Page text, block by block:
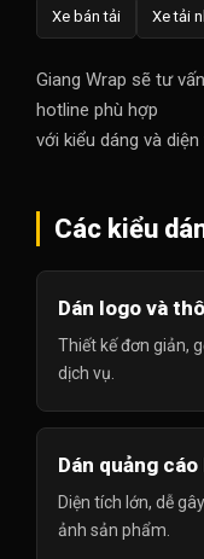
Xe bán tải Xe tải
Giang Wrap sẽ tư
hotline phù hợp
với kiểu dáng và
Các kiểu
Dán logo và
Thiết kế đơn giản,
dịch vụ.
Dán quảng
Diện tích lớn, dễ
ảnh sản phẩm.